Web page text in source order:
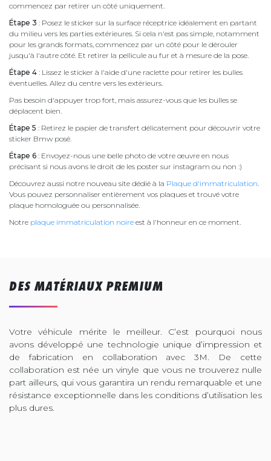
commencez par retirer un côté uniquement.
Étape 3 : Posez le sticker sur la surface réceptrice idéalement en partant
du milieu vers les parties extérieures. Si cela n'est pas simple, notamment
pour les grands formats, commencez par un côté pour le dérouler
jusqu'à l'autre côté. Et retirer la pellicule au fur et à mesure de la pose.
Étape 4 : Lissez le sticker à l'aide d'une raclette pour retirer les bulles
éventuelles. Allez du centre vers les extérieurs.
Pas besoin d'appuyer trop fort, mais assurez-vous que les bulles se
déplacent bien.
Étape 5 : Retirez le papier de transfert délicatement pour découvrir votre
sticker Bmw posé.
Étape 6 : Envoyez-nous une belle photo de votre œuvre en nous
précisant si nous avons le droit de les poster sur instagram ou non :)
Découvrez aussi notre nouveau site dédié à la Plaque d'immatriculation.
Vous pouvez personnaliser entièrement vos plaques et trouvé votre
plaque homologuée ou personnalisée.
Notre plaque immatriculation noire est à l'honneur en ce moment.
DES MATÉRIAUX PREMIUM
Votre véhicule mérite le meilleur. C’est pourquoi nous
avons développé une technologie unique d’impression et
de fabrication en collaboration avec 3M. De cette
collaboration est née un vinyle que vous ne trouverez nulle
part ailleurs, qui vous garantira un rendu remarquable et une
résistance exceptionnelle dans les conditions d’utilisation les
plus dures.